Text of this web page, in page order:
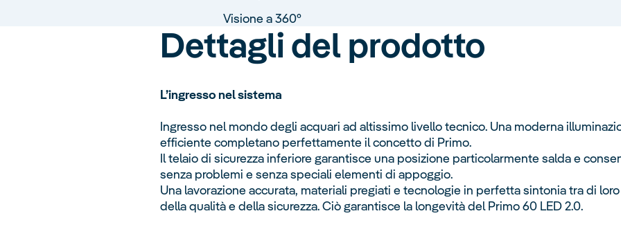
Visione a 360°
Dettagli del prodotto
L’ingresso nel sistema
Ingresso nel mondo degli acquari ad altissimo livello tecnico. Una moderna
efficiente completano perfettamente il concetto di Primo.
Il telaio di sicurezza inferiore garantisce una posizione particolarmente salda e
senza problemi e senza speciali elementi di appoggio.
Una lavorazione accurata, materiali pregiati e tecnologie in perfetta sintonia tra di
della qualità e della sicurezza. Ciò garantisce la longevità del Primo 60 LED 2.0.